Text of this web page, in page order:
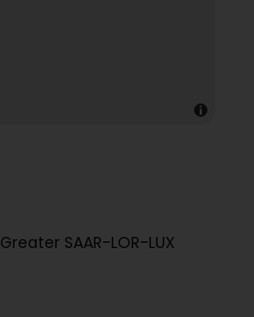
SAAR-LOR-LUX